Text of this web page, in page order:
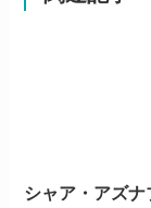
シャア・アズ